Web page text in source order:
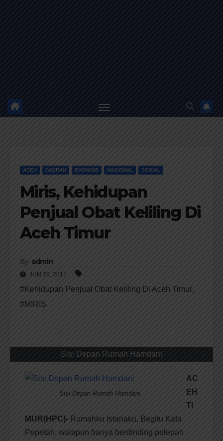
ACEH DAERAH EKONOMI NASIONAL SOSIAL
Miris, Kehidupan
Penjual Obat Keliling Di
Aceh Timur
By admin
JUN 29, 2017
#Kehidupan Penjual Obat Keliling Di Aceh Timur,
#MIRIS
Sisi Depan Rumah Hamdani
Sisi Depan Rumah Hamdani
AC
EH
TI
MUR(HPC)- Rumahku Istanaku, Begitu Kata
Pepetah, walapun hanya berdinding pelepah